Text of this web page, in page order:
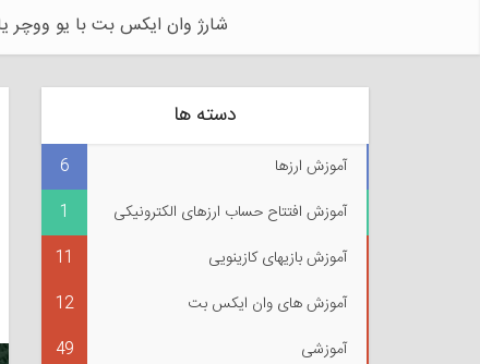
شارژ وان ایکس بت با یو ووچر یا
دسته ها
آموزش ارزها
6
آموزش افتتاح حساب ارزهای الکترونیکی
1
آموزش بازیهای کازینویی
11
آموزش های وان ایکس بت
12
آموزشی
49